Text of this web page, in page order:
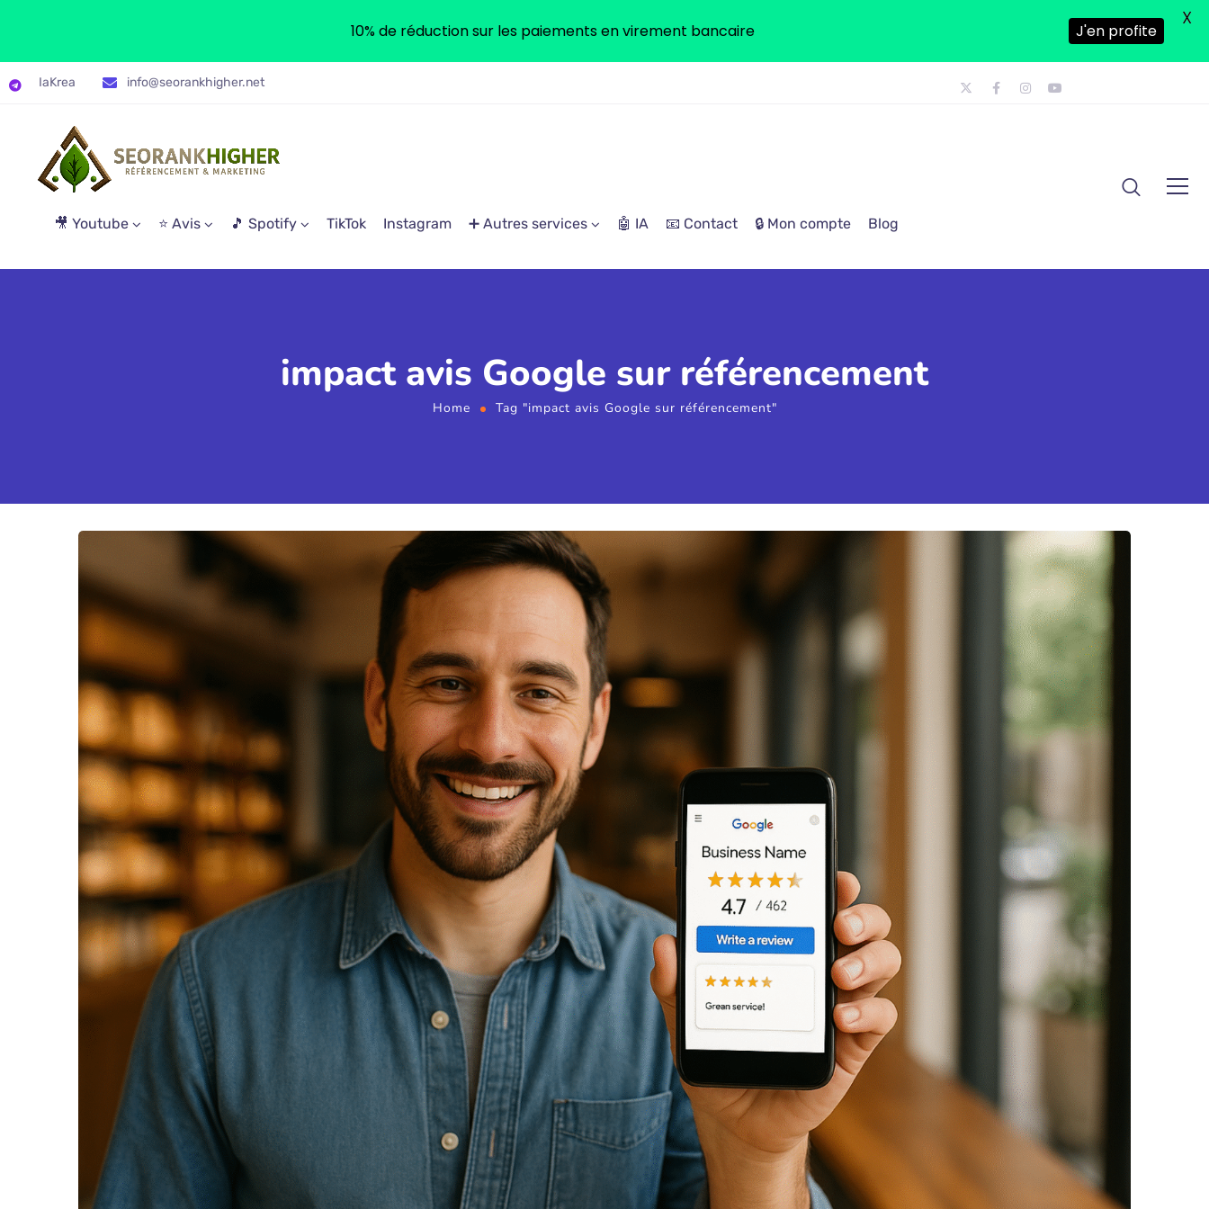
IaKrea info@seorankhigher.net
🎥 Youtube ⭐ Avis 🎵 Spotify TikTok Instagram ➕ Autres services 🤖 IA 📧 Contact 🔒 Mon compte Blog
impact avis Google sur référencement
Home Tag "impact avis Google sur référencement"
10% de réduction sur les paiements en virement bancaire J'en profite
X